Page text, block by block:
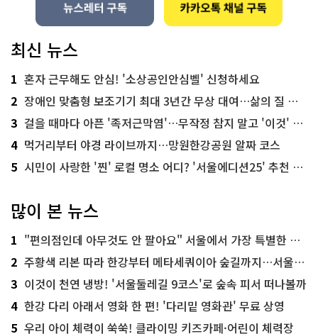
최신 뉴스
1 혼자 근무해도 안심! '소상공인안심벨' 신청하세요
2 장애인 맞춤형 보조기기 최대 3년간 무상 대여…삶의 질 높인다
3 걸을 때마다 아픈 '족저근막염'…무작정 참지 말고 '이것' 해보세요!
4 먹거리부터 야경 라이브까지…망원한강공원 알짜 코스
5 시민이 사랑한 '찐' 로컬 명소 어디? '서울에디션25' 추천 코스
많이 본 뉴스
1 "편의점인데 아무것도 안 팔아요" 서울에서 가장 특별한 편의점의 정체
2 주황색 리본 따라 한강부터 메타세쿼이아 숲길까지…서울둘레길 15코스
3 이것이 천연 냉방! '서울둘레길 9코스'로 숲속 피서 떠나볼까
4 한강 다리 아래서 영화 한 편! '다리밑 영화관' 무료 상영
5 우리 아이 체력이 쑥쑥! 클라이밍 키즈카페·어린이 체력장